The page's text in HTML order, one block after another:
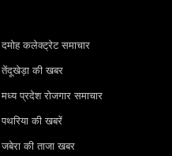
दमोह कलेक्ट्रेट समाचार
तेंदूखेड़ा की खबर
मध्य प्रदेश रोजगार समाचार
पथरिया की खबरें
जबेरा की ताजा खबर